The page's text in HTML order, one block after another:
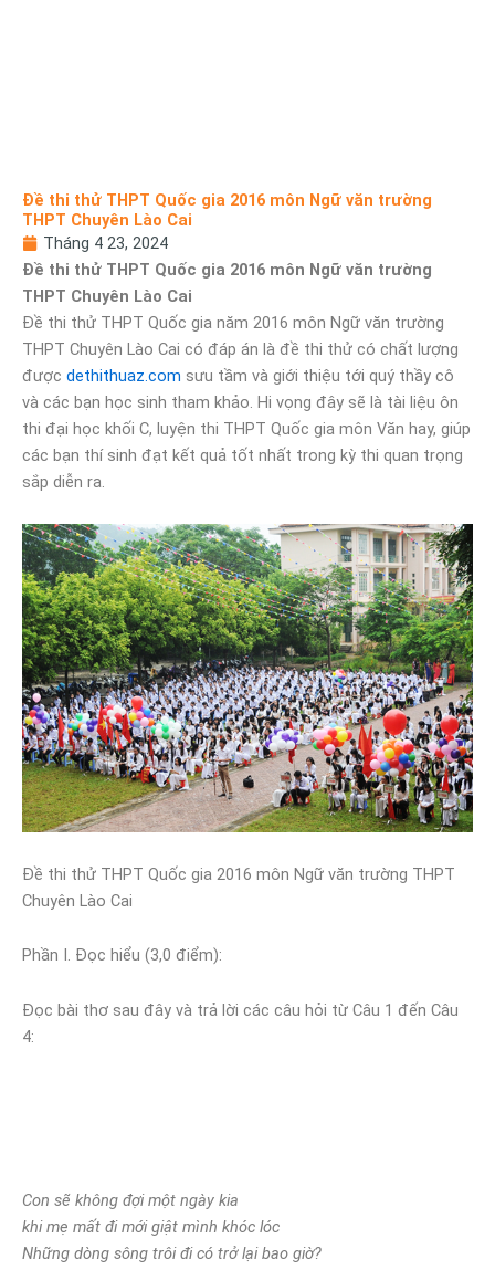
Đề thi thử THPT Quốc gia 2016 môn Ngữ văn trường
THPT Chuyên Lào Cai
Tháng 4 23, 2024
Đề thi thử THPT Quốc gia 2016 môn Ngữ văn trường
THPT Chuyên Lào Cai
Đề thi thử THPT Quốc gia năm 2016 môn Ngữ văn trường
THPT Chuyên Lào Cai có đáp án là đề thi thử có chất lượng
được dethithuaz.com sưu tầm và giới thiệu tới quý thầy cô
và các bạn học sinh tham khảo. Hi vọng đây sẽ là tài liệu ôn
thi đại học khối C, luyện thi THPT Quốc gia môn Văn hay, giúp
các bạn thí sinh đạt kết quả tốt nhất trong kỳ thi quan trọng
sắp diễn ra.
Đề thi thử THPT Quốc gia 2016 môn Ngữ văn trường THPT
Chuyên Lào Cai
Phần I. Đọc hiểu (3,0 điểm):
Đọc bài thơ sau đây và trả lời các câu hỏi từ Câu 1 đến Câu
4:
Con sẽ không đợi một ngày kia
khi mẹ mất đi mới giật mình khóc lóc
Những dòng sông trôi đi có trở lại bao giờ?